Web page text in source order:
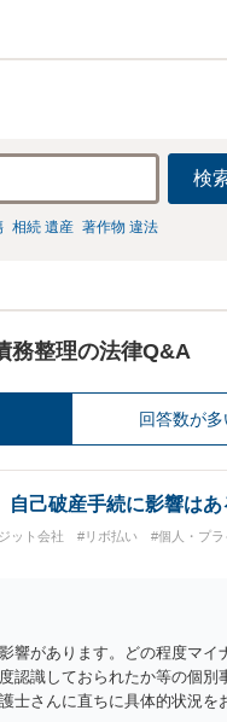
検
相続 遺産 著作物 違法
務整理の法律Q&A
回答数が
自己破産手続に影響はあ
ット会社 #リボ払い #個人・プラ
響があります。どの程度マ
認識しておられたか等の個
士さんに直ちに具体的状況